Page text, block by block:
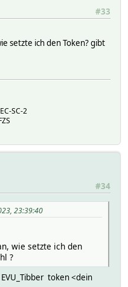
fc0_10_energy
fc0_10_startsAt
fc0_10_tax
fc0_11_energy
fc0_11_startsAt
fc0_11_tax
fc0_12_startsAt
fc0_12_total
fc0_13_energy
#33
setzte ich den Token? gibt
SC-2
#34
23:39:40
wie setzte ich den
?
token <dein